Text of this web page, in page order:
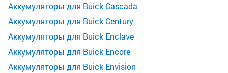
Аккумуляторы для Buick Cascada
Аккумуляторы для Buick Century
Аккумуляторы для Buick Enclave
Аккумуляторы для Buick Encore
Аккумуляторы для Buick Envision